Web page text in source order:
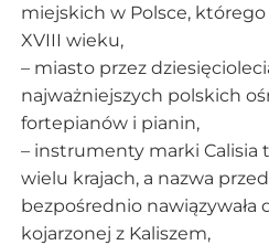
miejskich w Polsce,
XVIII wieku,
– miasto przez
najważniejszych polskich
fortepianów i pianin,
– instrumenty marki Calisia
wielu krajach, a nazwa
bezpośrednio nawiązywała
kojarzonej z Kaliszem,